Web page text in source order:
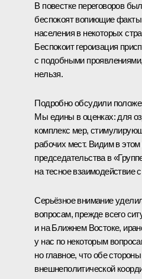
В повестке переговоров
беспокоят вопиющие
населения в некоторых
Беспокоит героизация
с подобными
нельзя.
Подробно обсудили
Мы едины в оценках: для
комплекс мер,
рабочих мест. Видим в этом
председательства в
на тесное взаимодействие
Серьёзное внимание
вопросам, прежде всего
и на Ближнем Востоке,
у нас по некоторым
но главное, что обе
внешнеполитической